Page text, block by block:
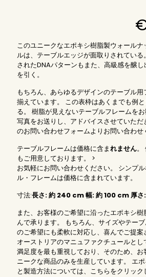
このユニークなエポキシ樹脂製ウォール
ルは、テーブルエッジが面取りされてい
されたDNAパターンもまた、高級感を醸
を引く。
もちろん、あらゆるデザインのテーブル用
揃えています。 この表枠はあくまでも例
る。 樹脂が見えないテーブルフレームを
写真をお送りし、アドバイスさせていた
のお問い合わせフォームよりお問い合わせ
テーブルフレームは価格に含まれません。
もご用意しております。 >
お気軽にお問い合わせください。 シンプ
ル・フレームは価格に含まれています。
寸法:長さ: 約 240 cm 幅: 約 100 cm 厚
また、お客様のご希望に沿ったエポキシ
んで承ります。 もちろん、サイズやテー
のご希望にも柔軟に対応し、喜んでご提案
オーストリアのマニュファクチュールと
満足度を最も重視しており、そのため、
ニークな商品のみを生産しています。 エ
と製造方法については、こちらをクリック